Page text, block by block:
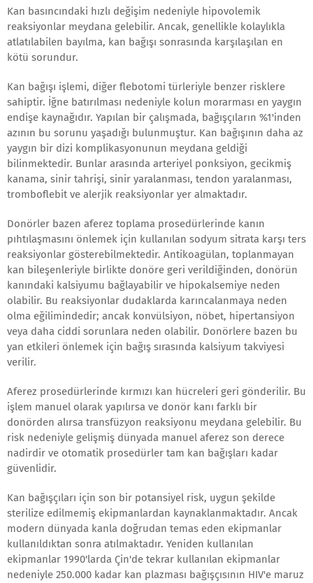
Kan basıncındaki hızlı değişim nedeniyle hipovolemik
reaksiyonlar meydana gelebilir. Ancak, genellikle kolaylıkla
atlatılabilen bayılma, kan bağışı sonrasında karşılaşılan en
kötü sorundur.
Kan bağışı işlemi, diğer flebotomi türleriyle benzer risklere
sahiptir. İğne batırılması nedeniyle kolun morarması en yaygın
endişe kaynağıdır. Yapılan bir çalışmada, bağışçıların %1'inden
azının bu sorunu yaşadığı bulunmuştur. Kan bağışının daha az
yaygın bir dizi komplikasyonunun meydana geldiği
bilinmektedir. Bunlar arasında arteriyel ponksiyon, gecikmiş
kanama, sinir tahrişi, sinir yaralanması, tendon yaralanması,
tromboflebit ve alerjik reaksiyonlar yer almaktadır.
Donörler bazen aferez toplama prosedürlerinde kanın
pıhtılaşmasını önlemek için kullanılan sodyum sitrata karşı ters
reaksiyonlar gösterebilmektedir. Antikoagülan, toplanmayan
kan bileşenleriyle birlikte donöre geri verildiğinden, donörün
kanındaki kalsiyumu bağlayabilir ve hipokalsemiye neden
olabilir. Bu reaksiyonlar dudaklarda karıncalanmaya neden
olma eğilimindedir; ancak konvülsiyon, nöbet, hipertansiyon
veya daha ciddi sorunlara neden olabilir. Donörlere bazen bu
yan etkileri önlemek için bağış sırasında kalsiyum takviyesi
verilir.
Aferez prosedürlerinde kırmızı kan hücreleri geri gönderilir. Bu
işlem manuel olarak yapılırsa ve donör kanı farklı bir
donörden alırsa transfüzyon reaksiyonu meydana gelebilir. Bu
risk nedeniyle gelişmiş dünyada manuel aferez son derece
nadirdir ve otomatik prosedürler tam kan bağışları kadar
güvenlidir.
Kan bağışçıları için son bir potansiyel risk, uygun şekilde
sterilize edilmemiş ekipmanlardan kaynaklanmaktadır. Ancak
modern dünyada kanla doğrudan temas eden ekipmanlar
kullanıldıktan sonra atılmaktadır. Yeniden kullanılan
ekipmanlar 1990'larda Çin'de tekrar kullanılan ekipmanlar
nedeniyle 250.000 kadar kan plazması bağışçısının HIV'e maruz